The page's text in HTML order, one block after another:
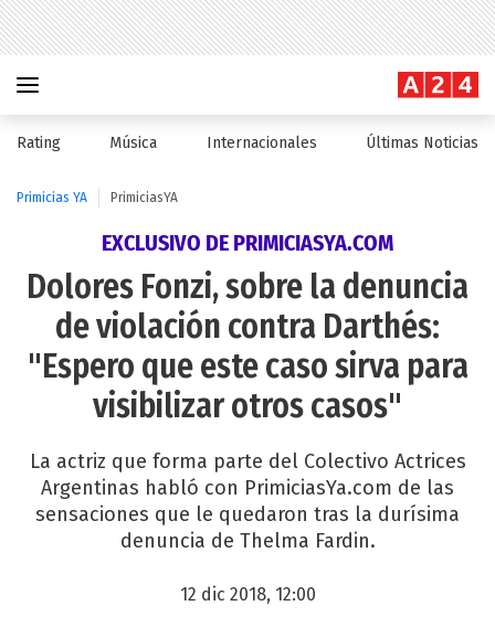
Rating Música Internacionales Últimas Noticias
Primicias YA PrimiciasYA
EXCLUSIVO DE PRIMICIASYA.COM
Dolores Fonzi, sobre la denuncia
de violación contra Darthés:
"Espero que este caso sirva para
visibilizar otros casos"
La actriz que forma parte del Colectivo Actrices
Argentinas habló con PrimiciasYa.com de las
sensaciones que le quedaron tras la durísima
denuncia de Thelma Fardin.
12 dic 2018, 12:00